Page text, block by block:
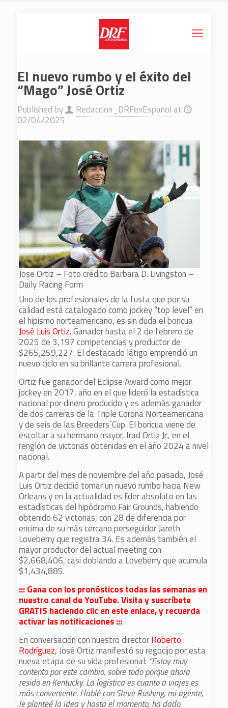
El nuevo rumbo y el éxito del
“Mago” José Ortiz
Published by Redaccion_DRFenEspanol at
02/04/2025
Jose Ortiz – Foto crédito Barbara D. Livingston –
Daily Racing Form
Uno de los profesionales de la fusta que por su
calidad está catalogado como jockey “top level” en
el hipismo norteamericano, es sin duda el boricua
José Luis Ortiz.Ganador hasta el 2 de febrero de
2025 de 3,197 competencias y productor de
$265,259,227. El destacado látigo emprendió un
nuevo ciclo en su brillante carrera profesional.
Ortiz fue ganador del Eclipse Award como mejor
jockey en 2017, año en el que lideró la estadística
nacional por dinero producido y es además ganador
de dos carreras de la Triple Corona Norteamericana
y de seis de las Breeders´Cup. El boricua viene de
escoltar a su hermano mayor, Irad Ortiz Jr., en el
renglón de victorias obtenidas en el año 2024 a nivel
nacional.
A partir del mes de noviembre del año pasado, José
Luis Ortiz decidió tomar un nuevo rumbo hacia New
Orleans y en la actualidad es líder absoluto en las
estadísticas del hipódromo Fair Grounds, habiendo
obtenido 62 victorias, con 28 de diferencia por
encima de su más cercano perseguidor Jareth
Loveberry que registra 34. Es además también el
mayor productor del actual meeting con
$2,668,406, casi doblando a Loveberry que acumula
$1,434,885.
::: Gana con los pronósticos todas las semanas en
nuestro canal de YouTube. Visita y suscríbete
GRATIS haciendo clic en este enlace, y recuerda
activar las notificaciones :::
En conversación con nuestro directorRoberto
Rodríguez, José Ortiz manifestó su regocijo por esta
nueva etapa de su vida profesional: “Estoy muy
contento por este cambio, sobre todo porque ahora
resido en Kentucky. La logística es cuanto a viajes es
más conveniente. Hablé con Steve Rushing, mi agente,
le planteé la idea y hasta el momento, ha dado